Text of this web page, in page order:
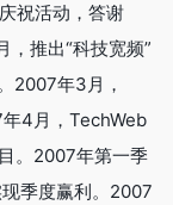
祝活动，答谢
推出“科技宽频”
2007年3月，
4月，TechWeb
。2007年第一季
季度赢利。2007